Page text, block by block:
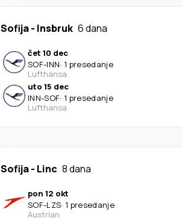
Sofija- Insbruk 6 dana
čet 10 dec
SOF-INN· 1 presedanje
Lufthansa
uto 15 dec
INN-SOF· 1 presedanje
Lufthansa
Sofija- Linc 8 dana
pon 12 okt
SOF-LZS· 1 presedanje
Austrian